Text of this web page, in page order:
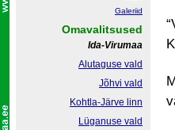
Galeriid
Omavalitsused
Ida-Virumaa
Alutaguse vald
Jõhvi vald
Kohtla-Järve linn
Lüganuse vald